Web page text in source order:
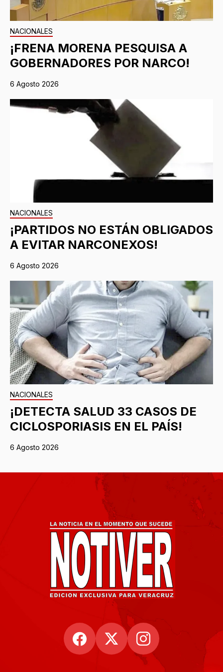
NACIONALES
¡FRENA MORENA PESQUISA A
GOBERNADORES POR NARCO!
6 Agosto 2026
NACIONALES
¡PARTIDOS NO ESTÁN OBLIGADOS
A EVITAR NARCONEXOS!
6 Agosto 2026
NACIONALES
¡DETECTA SALUD 33 CASOS DE
CICLOSPORIASIS EN EL PAÍS!
6 Agosto 2026